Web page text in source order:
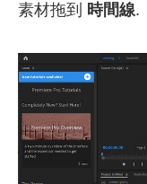
素材拖到 時間線.